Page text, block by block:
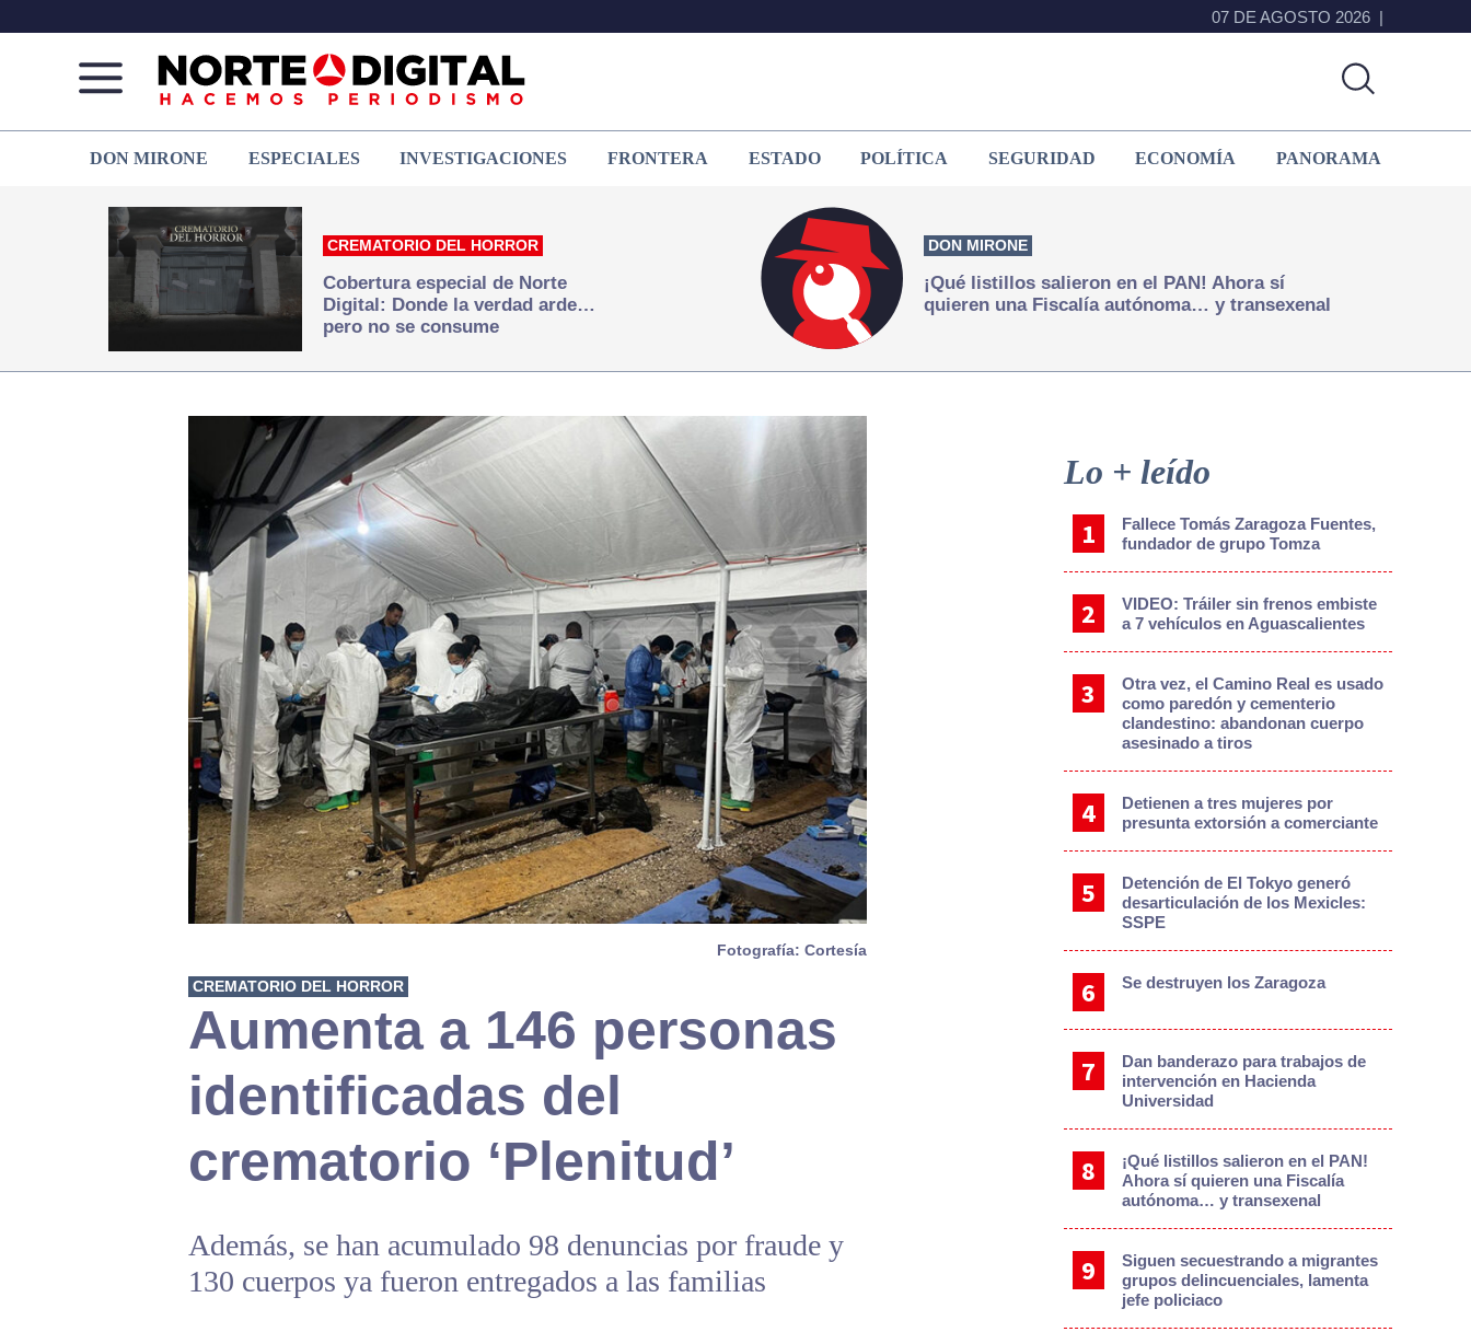
07 DE AGOSTO 2026
de
Juárez
que
hacemos periodismo
DON MIRONE ESPECIALES INVESTIGACIONES FRONTERA ESTADO POLÍTICA SEGURIDAD ECONOMÍA PANORAMA
CREMATORIO DEL HORROR
Cobertura especial de Norte
Digital: Donde la verdad arde…
pero no se consume
DON MIRONE
¡Qué listillos salieron en el PAN! Ahora sí
quieren una Fiscalía autónoma… y transexenal
Fotografía: Cortesía
CREMATORIO DEL HORROR
Aumenta a 146 personas
identificadas del
crematorio ‘Plenitud’
Además, se han acumulado 98 denuncias por fraude y
130 cuerpos ya fueron entregados a las familias
Sidebar
Lo + leído
Fallece Tomás Zaragoza Fuentes,
fundador de grupo Tomza
VIDEO: Tráiler sin frenos embiste
a 7 vehículos en Aguascalientes
Otra vez, el Camino Real es usado
como paredón y cementerio
clandestino: abandonan cuerpo
asesinado a tiros
Detienen a tres mujeres por
presunta extorsión a comerciante
Detención de El Tokyo generó
desarticulación de los Mexicles:
SSPE
Se destruyen los Zaragoza
Dan banderazo para trabajos de
intervención en Hacienda
Universidad
¡Qué listillos salieron en el PAN!
Ahora sí quieren una Fiscalía
autónoma… y transexenal
Siguen secuestrando a migrantes
grupos delincuenciales, lamenta
jefe policiaco